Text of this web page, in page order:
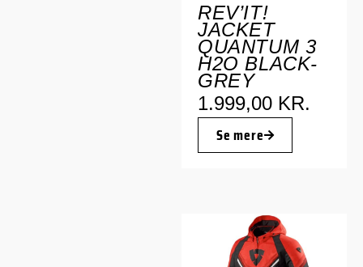
REV’IT!
JACKET
QUANTUM 3
H2O BLACK-
GREY
1.999,00 KR.
Se mere